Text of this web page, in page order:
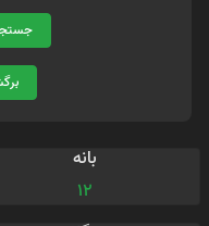
جستجو
بانه
12